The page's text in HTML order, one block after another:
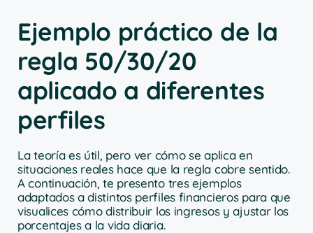
Ejemplo práctico de la
regla 50/30/20
aplicado a diferentes
perfiles
La teoría es útil, pero ver cómo se aplica en
situaciones reales hace que la regla cobre sentido.
A continuación, te presento tres ejemplos
adaptados a distintos perfiles financieros para que
visualices cómo distribuir los ingresos y ajustar los
porcentajes a la vida diaria.